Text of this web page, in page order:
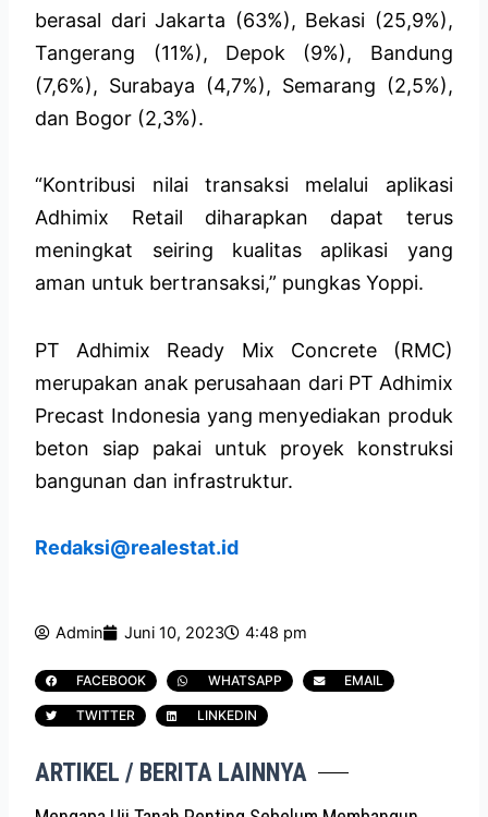
berasal dari Jakarta (63%), Bekasi (25,9%),
Tangerang (11%), Depok (9%), Bandung
(7,6%), Surabaya (4,7%), Semarang (2,5%),
dan Bogor (2,3%).
“Kontribusi nilai transaksi melalui aplikasi
Adhimix Retail diharapkan dapat terus
meningkat seiring kualitas aplikasi yang
aman untuk bertransaksi,” pungkas Yoppi.
PT Adhimix Ready Mix Concrete (RMC)
merupakan anak perusahaan dari PT Adhimix
Precast Indonesia yang menyediakan produk
beton siap pakai untuk proyek konstruksi
bangunan dan infrastruktur.
Redaksi@realestat.id
Admin Juni 10, 2023 4:48 pm
FACEBOOK WHATSAPP EMAIL
TWITTER LINKEDIN
ARTIKEL / BERITA LAINNYA